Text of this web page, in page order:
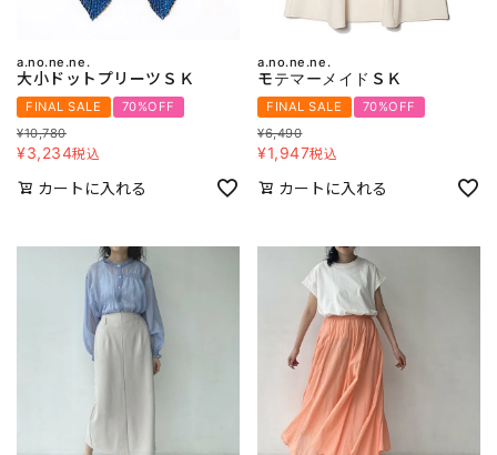
a.no.ne.ne.
大小ドットプリーツＳＫ
FINAL SALE
70%OFF
¥10,780
¥3,234税込
カートに入れる
a.no.ne.ne.
モテマーメイドＳＫ
FINAL SALE
70%OFF
¥6,490
¥1,947税込
カートに入れる